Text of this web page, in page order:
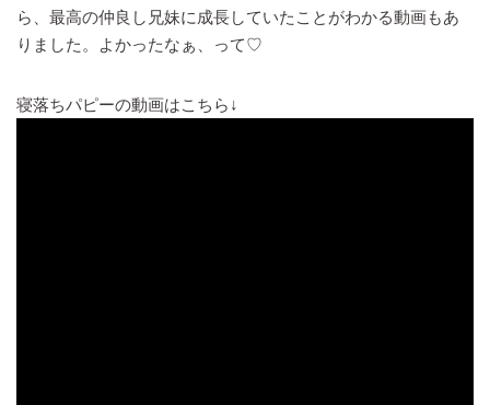
ら、最高の仲良し兄妹に成長していたことがわかる動画もあ
りました。よかったなぁ、って♡
寝落ちパピーの動画はこちら↓